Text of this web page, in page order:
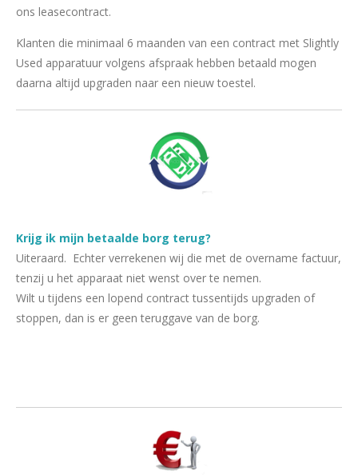
ons leasecontract.
Klanten die minimaal 6 maanden van een contract met Slightly
Used apparatuur volgens afspraak hebben betaald mogen
daarna altijd upgraden naar een nieuw toestel.
Krijg ik mijn betaalde borg terug?
Uiteraard. Echter verrekenen wij die met de overname factuur,
tenzij u het apparaat niet wenst over te nemen.
Wilt u tijdens een lopend contract tussentijds upgraden of
stoppen, dan is er geen teruggave van de borg.